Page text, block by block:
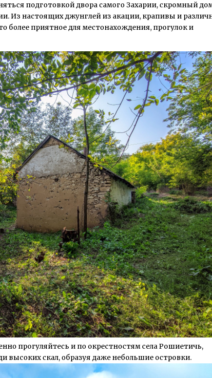
подготовкой двора самого Захарии, скромный
Из настоящих джунглей из акации, крапивы и
более приятное для местонахождения, прогулок и
прогуляйтесь и по окрестностям села Рошиетичь,
высоких скал, образуя даже небольшие островки.